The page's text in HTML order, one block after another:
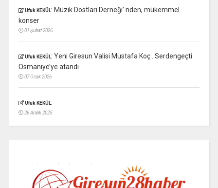
Ufuk KEKÜL: Müzik Dostları Derneği’ nden, mükemmel
konser
01 Şubat 2026
Ufuk KEKÜL: Yeni Giresun Valisi Mustafa Koç…Serdengeçti
Osmaniye’ye atandı
07 Ocak 2026
Ufuk KEKÜL:
26 Aralık 2025